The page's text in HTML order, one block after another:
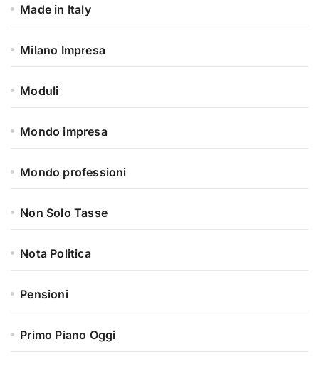
Made in Italy
Milano Impresa
Moduli
Mondo impresa
Mondo professioni
Non Solo Tasse
Nota Politica
Pensioni
Primo Piano Oggi